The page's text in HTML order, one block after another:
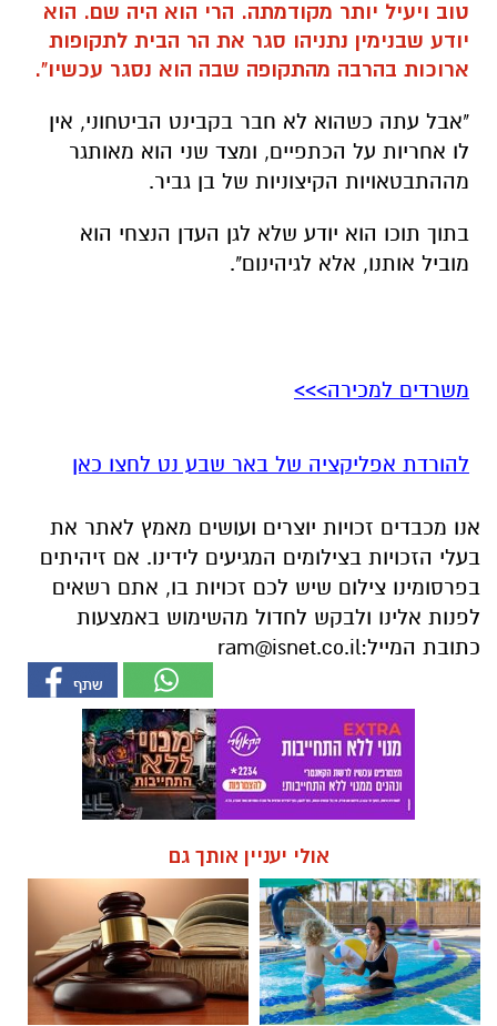
טוב ויעיל יותר מקודמתה. הרי הוא היה שם. הוא
יודע שבנימין נתניהו סגר את הר הבית לתקופות
ארוכות בהרבה מהתקופה שבה הוא נסגר עכשיו".
"אבל עתה כשהוא לא חבר בקבינט הביטחוני, אין
לו אחריות על הכתפיים, ומצד שני הוא מאותגר
מההתבטאויות הקיצוניות של בן גביר.
בתוך תוכו הוא יודע שלא לגן העדן הנצחי הוא
מוביל אותנו, אלא לגיהינום".
משרדים למכירה>>>
להורדת אפליקציה של באר שבע נט לחצו כאן
אנו מכבדים זכויות יוצרים ועושים מאמץ לאתר את
בעלי הזכויות בצילומים המגיעים לידינו. אם זיהיתים
בפרסומינו צילום שיש לכם זכויות בו, אתם רשאים
לפנות אלינו ולבקש לחדול מהשימוש באמצעות
כתובת המייל:ram@isnet.co.il
אולי יעניין אותך גם